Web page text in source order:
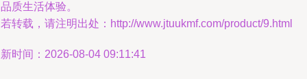
质生活体验。
转载，请注明出处：http://www.jtuukmf.com/product/9.html
时间：2026-08-04 09:11:41